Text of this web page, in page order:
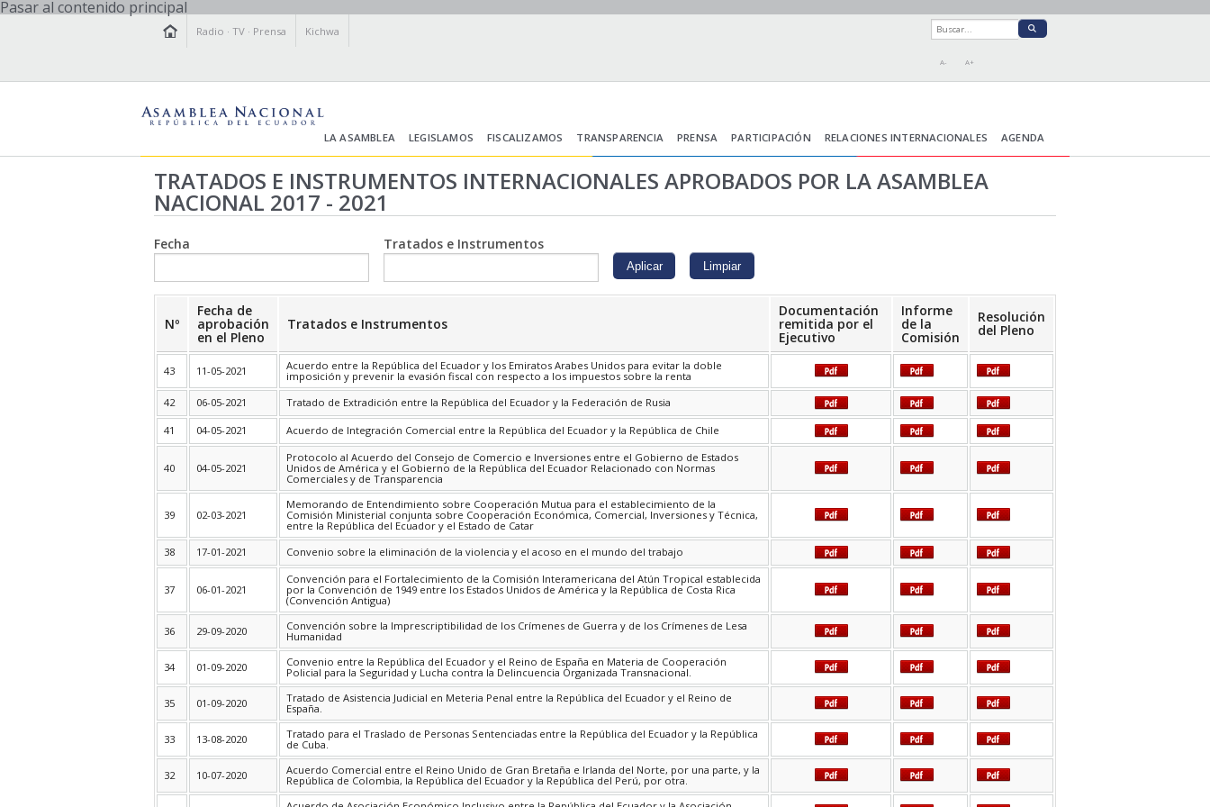
Pasar al contenido principal
Radio ·TV · Prensa Kichwa
A- A+
LA ASAMBLEA LEGISLAMOS FISCALIZAMOS TRANSPARENCIA PRENSA PARTICIPACIÓN RELACIONES INTERNACIONALES AGENDA
TRATADOS E INSTRUMENTOS INTERNACIONALES APROBADOS POR LA ASAMBLEA
NACIONAL 2017 - 2021
Fecha Tratados e Instrumentos
Nº
Fecha de
aprobación
en el Pleno
Tratados e Instrumentos
Documentación
remitida por el
Ejecutivo
Informe
de la
Comisión
Resolución
del Pleno
43 11-05-2021
Acuerdo entre la República del Ecuador y los Emiratos Arabes Unidos para evitar la doble
imposición y prevenir la evasión fiscal con respecto a los impuestos sobre la renta
42
06-05-2021 Tratado de Extradición entre la República del Ecuador y la Federación de Rusia
41 04-05-2021 Acuerdo de Integración Comercial entre la República del Ecuador y la República de Chile
40 04-05-2021
Protocolo al Acuerdo del Consejo de Comercio e Inversiones entre el Gobierno de Estados
Unidos de América y el Gobierno de la República del Ecuador Relacionado con Normas
Comerciales y de Transparencia
39 02-03-2021
Memorando de Entendimiento sobre Cooperación Mutua para el establecimiento de la
Comisión Ministerial conjunta sobre Cooperación Económica, Comercial, Inversiones y Técnica,
entre la República del Ecuador y el Estado de Catar
38
17-01-2021 Convenio sobre la eliminación de la violencia y el acoso en el mundo del trabajo
37 06-01-2021
Convención para el Fortalecimiento de la Comisión Interamericana del Atún Tropical establecida
por la Convención de 1949 entre los Estados Unidos de América y la República de Costa Rica
(Convención Antigua)
36 29-09-2020
Convención sobre la Imprescriptibilidad de los Crímenes de Guerra y de los Crímenes de Lesa
Humanidad
34 01-09-2020
Convenio entre la República del Ecuador y el Reino de España en Materia de Cooperación
Policial para la Seguridad y Lucha contra la Delincuencia Organizada Transnacional.
35 01-09-2020
Tratado de Asistencia Judicial en Meteria Penal entre la República del Ecuador y el Reino de
España.
33 13-08-2020
Tratado para el Traslado de Personas Sentenciadas entre la República del Ecuador y la República
de Cuba.
32 10-07-2020
Acuerdo Comercial entre el Reino Unido de Gran Bretaña e Irlanda del Norte, por una parte, y la
República de Colombia, la República del Ecuador y la República del Perú, por otra.